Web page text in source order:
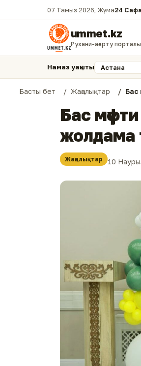
07 Тамыз 2026, Жұма24
ummet.kz
Рухани-ағарту порталы
Намаз уақыты
Басты бет Жаңалықтар Бас
Бас
жолдама
Жаңалықтар 10